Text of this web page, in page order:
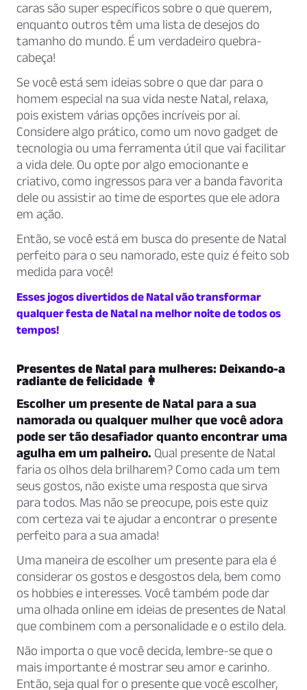
caras são super específicos sobre o que querem,
enquanto outros têm uma lista de desejos do
tamanho do mundo. É um verdadeiro quebra-
cabeça!
Se você está sem ideias sobre o que dar para o
homem especial na sua vida neste Natal, relaxa,
pois existem várias opções incríveis por aí.
Considere algo prático, como um novo gadget de
tecnologia ou uma ferramenta útil que vai facilitar
a vida dele. Ou opte por algo emocionante e
criativo, como ingressos para ver a banda favorita
dele ou assistir ao time de esportes que ele adora
em ação.
Então, se você está em busca do presente de Natal
perfeito para o seu namorado, este quiz é feito sob
medida para você!
Esses jogos divertidos de Natal vão transformar
qualquer festa de Natal na melhor noite de todos os
tempos!
Presentes de Natal para mulheres: Deixando-a
radiante de felicidade 👩
Escolher um presente de Natal para a sua
namorada ou qualquer mulher que você adora
pode ser tão desafiador quanto encontrar uma
agulha em um palheiro. Qual presente de Natal
faria os olhos dela brilharem? Como cada um tem
seus gostos, não existe uma resposta que sirva
para todos. Mas não se preocupe, pois este quiz
com certeza vai te ajudar a encontrar o presente
perfeito para a sua amada!
Uma maneira de escolher um presente para ela é
considerar os gostos e desgostos dela, bem como
os hobbies e interesses. Você também pode dar
uma olhada online em ideias de presentes de Natal
que combinem com a personalidade e o estilo dela.
Não importa o que você decida, lembre-se que o
mais importante é mostrar seu amor e carinho.
Então, seja qual for o presente que você escolher,